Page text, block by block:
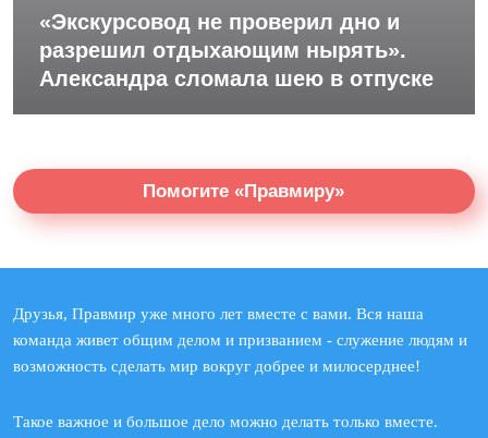
«Экскурсовод не проверил дно и
разрешил отдыхающим нырять».
Александра сломала шею в отпуске
Помогите «Правмиру»
Друзья, Правмир уже много лет вместе с вами. Вся наша
команда живет общим делом и призванием - служение людям и
возможность сделать мир вокруг добрее и милосерднее!
Такое важное и большое дело можно делать только вместе.